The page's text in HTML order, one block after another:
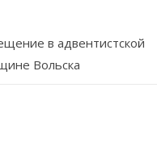
Фомин
в адвентистской
Вольска